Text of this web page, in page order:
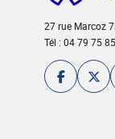
27 rue Marcoz
Tél : 04 79 75